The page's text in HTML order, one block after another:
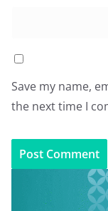
Save my name,
the next time I